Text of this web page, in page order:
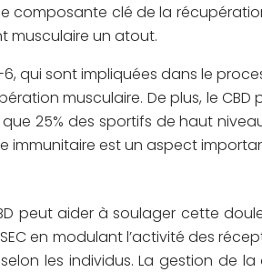
clé de la
musculaire un atout.
qui sont impliquées dans le
musculaire. De plus, le
25% des sportifs de haut
immunitaire est un aspect
peut aider à soulager cette
en modulant l’activité des
les individus. La gestion de